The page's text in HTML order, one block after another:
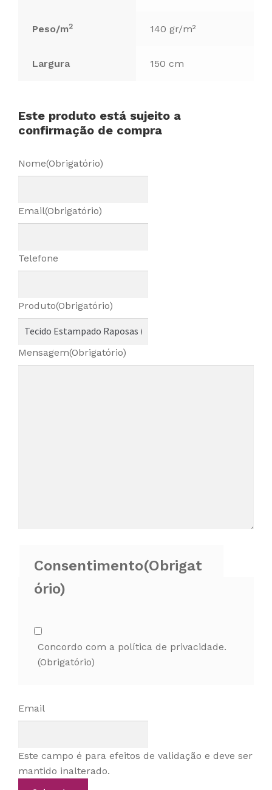
Peso/m2 140 gr/m²
Largura 150 cm
Este produto está sujeito a
confirmação de compra
Nome(Obrigatório)
Email(Obrigatório)
Telefone
Produto(Obrigatório)
Mensagem(Obrigatório)
Consentimento(Obrigat
ório)
Concordo com a política de privacidade.
(Obrigatório)
Email
Este campo é para efeitos de validação e deve ser
mantido inalterado.